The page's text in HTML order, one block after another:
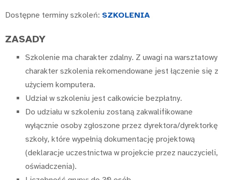
Dostępne terminy szkoleń: SZKOLENIA
ZASADY
Szkolenie ma charakter zdalny. Z uwagi na warsztatowy
charakter szkolenia rekomendowane jest łączenie się z
użyciem komputera.
Udział w szkoleniu jest całkowicie bezpłatny.
Do udziału w szkoleniu zostaną zakwalifikowane
wyłącznie osoby zgłoszone przez dyrektora/dyrektorkę
szkoły, które wypełnią dokumentację projektową
(deklaracje uczestnictwa w projekcie przez nauczycieli,
oświadczenia).